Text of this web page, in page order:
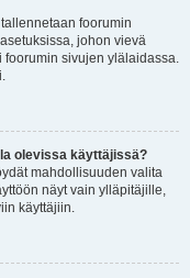
foorumin
johon vievä
foorumin sivujen ylälaidassa.
olevissa käyttäjissä?
mahdollisuuden valita
näyt vain ylläpitäjille,
käyttäjiin.